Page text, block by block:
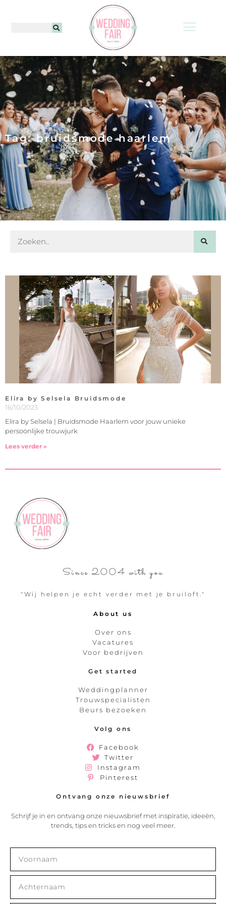
Tag: bruidsmode haarlem
Elira by Selsela Bruidsmode
16/10/2023
Elira by Selsela | Bruidsmode Haarlem voor jouw unieke
persoonlijke trouwjurk
Lees verder »
Since 2004 with you
"Wij helpen je echt verder met je bruiloft."
About us
Over ons
Vacatures
Voor bedrijven
Get started
Weddingplanner
Trouwspecialisten
Beurs bezoeken
Volg ons
Facebook
Twitter
Instagram
Pinterest
Ontvang onze nieuwsbrief
Schrijf je in en ontvang onze nieuwsbrief met inspiratie, ideeën,
trends, tips en tricks en nog veel meer.